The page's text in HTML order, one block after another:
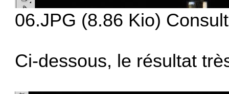
06.JPG (8.86 Kio)
Ci-dessous, le résultat